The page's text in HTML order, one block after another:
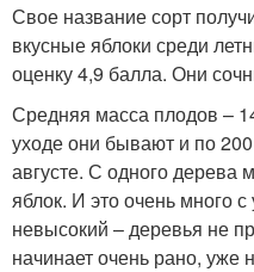
Свое название сорт
вкусные яблоки среди
оценку 4,9 балла. Они
Средняя масса плодов –
уходе они бывают и по
августе. С одного дерева
яблок. И это очень много с
невысокий – деревья не
начинает очень рано, уже